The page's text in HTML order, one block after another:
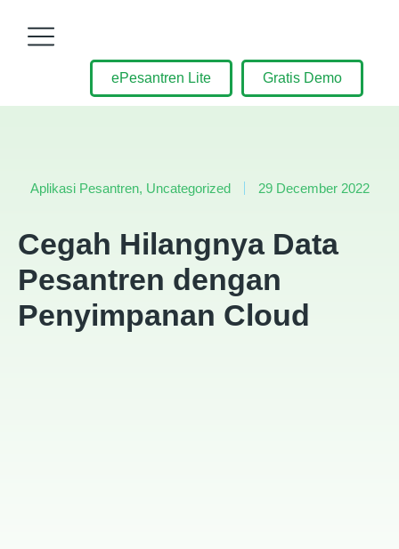
ePesantren Lite Gratis Demo
Aplikasi Pesantren, Uncategorized 29 December 2022
Cegah Hilangnya Data
Pesantren dengan
Penyimpanan Cloud